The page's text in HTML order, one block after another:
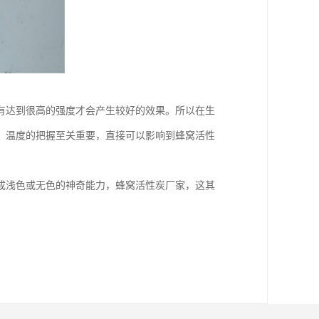
到很高的强度才会产生较好的效果。所以在生
度的把握至关重要，直接可以影响到蜂窝活性
色或无色的神奇能力，蜂窝活性炭厂家，这其